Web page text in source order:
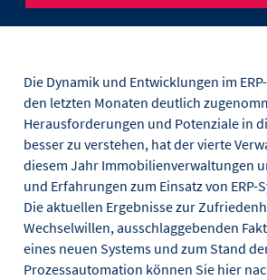
Die Dynamik und Entwicklungen im
den letzten Monaten deutlich
Herausforderungen und Potenziale in
besser zu verstehen, hat der vierte
diesem Jahr Immobilienverwaltungen
und Erfahrungen zum Einsatz von ERP-
Die aktuellen Ergebnisse zur
Wechselwillen, ausschlaggebenden
eines neuen Systems und zum Stand
Prozessautomation können Sie hier